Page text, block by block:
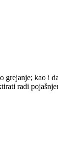
grejanje; kao i
radi